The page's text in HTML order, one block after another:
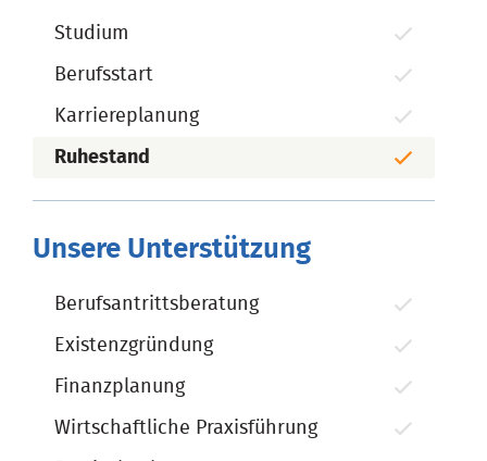
Studium
Berufsstart
Karriereplanung
Ruhestand
Unsere Unterstützung
Berufsantrittsberatung
Existenzgründung
Finanzplanung
Wirtschaftliche Praxisführung